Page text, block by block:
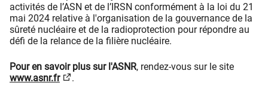
activités de l’ASN et de l’IRSN conformément à la loi du 21
mai 2024 relative à l'organisation de la gouvernance de la
sûreté nucléaire et de la radioprotection pour répondre au
défi de la relance de la filière nucléaire.
Pour en savoir plus sur l'ASNR, rendez-vous sur le site
www.asnr.fr
.